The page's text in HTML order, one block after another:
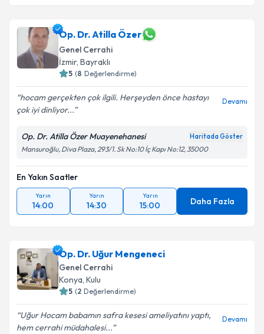
Op. Dr. Atilla Özer
Genel Cerrahi
İzmir, Bayraklı
5 (8 Değerlendirme)
hocam gerçekten çok ilgili. Herşeyden önce hastayı
çok iyi dinliyor...
Devamı
Op. Dr. Atilla Özer Muayenehanesi Haritada Göster
Mansuroğlu, Diva Plaza, 293/1. Sk No:10 İç Kapı No:12, 35000
En Yakın Saatler
Yarın
14:00
Yarın
14:30
Yarın
15:00 Daha Fazla
Op. Dr. Uğur Mengeneci
Genel Cerrahi
Konya, Kulu
5 (2 Değerlendirme)
Uğur Hocam babamın safra kesesi ameliyatını yaptı,
hem cerrahi müdahalesi...
Devamı